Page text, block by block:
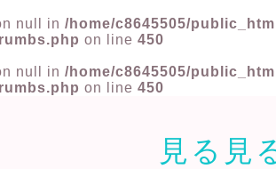
null in /home/c8645505/
on line 450
null in /home/c8645505/
on line 450
見る見